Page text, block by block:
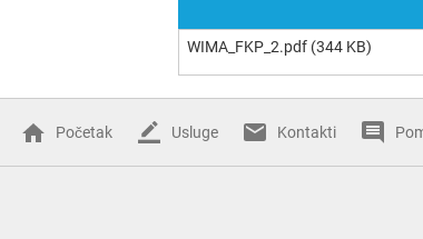
WIMA_FKP_2.pdf (344 KB)
Početak Usluge Kontakti